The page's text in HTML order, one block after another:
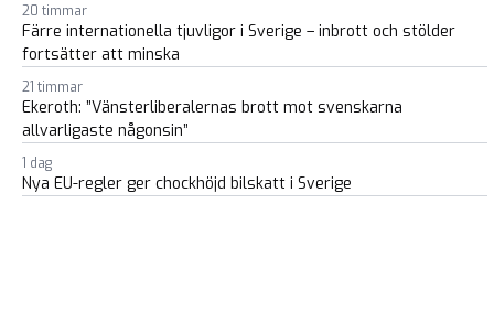
20 timmar
Färre internationella tjuvligor i Sverige – inbrott och stölder
fortsätter att minska
21 timmar
Ekeroth: ”Vänsterliberalernas brott mot svenskarna
allvarligaste någonsin”
1 dag
Nya EU-regler ger chockhöjd bilskatt i Sverige